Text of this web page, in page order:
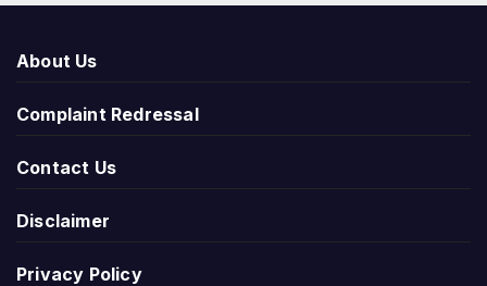
About Us
Complaint Redressal
Contact Us
Disclaimer
Privacy Policy